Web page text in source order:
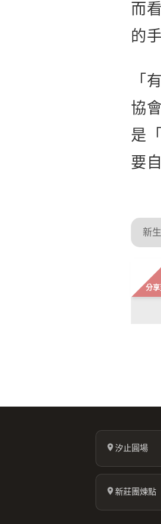
而
的
「
協
是
要
新
分
汐止圓場
新莊團煉點